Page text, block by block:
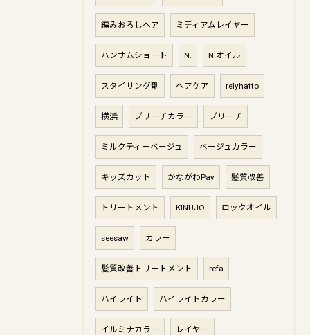
編みおろしヘア ミディアムレイヤー
ハンサムショート N. N.オイル
スタイリング剤 ヘアケア relyhatto
横浜 ブリーチカラー ブリーチ
ミルクティーベージュ ベージュカラー
キッズカット かながわPay 髪質改善
トリートメント KINUJO ロックオイル
seesaw カラー
髪質改善トリートメント refa
ハイライト ハイライトカラー
イルミナカラー レイヤー